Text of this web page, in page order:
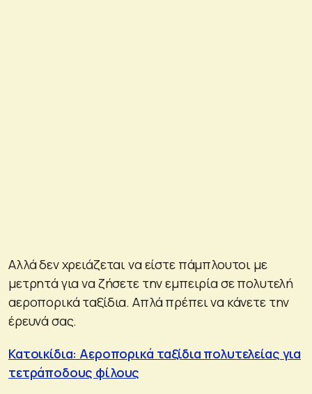
Αλλά δεν χρειάζεται να είστε πάμπλουτοι με
μετρητά για να ζήσετε την εμπειρία σε πολυτελή
αεροπορικά ταξίδια. Απλά πρέπει να κάνετε την
έρευνά σας.
Κατοικίδια: Αεροπορικά ταξίδια πολυτελείας για
τετράποδους φίλους